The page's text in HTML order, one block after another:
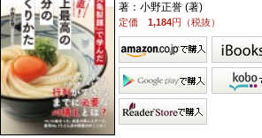
著：小野正誉 (著)
定価1,184円（税抜）